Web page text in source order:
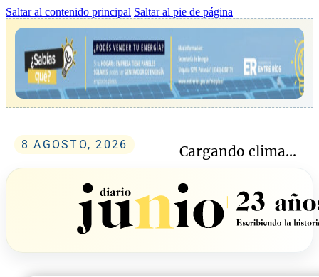
Saltar al contenido principal Saltar al pie de página
8 AGOSTO, 2026 Cargando clima...